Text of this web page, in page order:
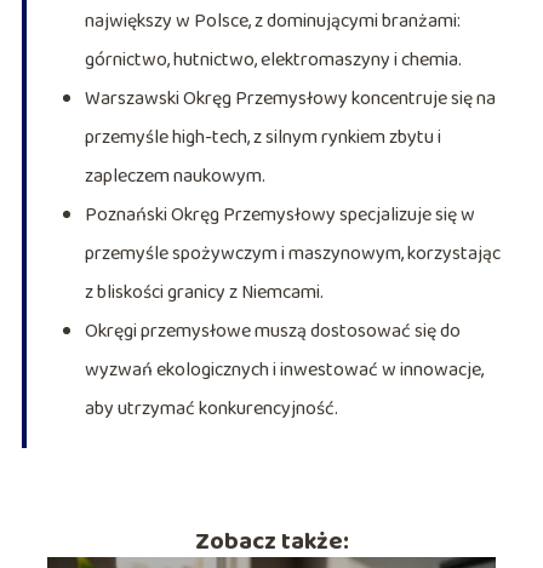
największy w Polsce, z dominującymi branżami:
górnictwo, hutnictwo, elektromaszyny i chemia.
Warszawski Okręg Przemysłowy koncentruje się na
przemyśle high-tech, z silnym rynkiem zbytu i
zapleczem naukowym.
Poznański Okręg Przemysłowy specjalizuje się w
przemyśle spożywczym i maszynowym, korzystając
z bliskości granicy z Niemcami.
Okręgi przemysłowe muszą dostosować się do
wyzwań ekologicznych i inwestować w innowacje,
aby utrzymać konkurencyjność.
Zobacz także: